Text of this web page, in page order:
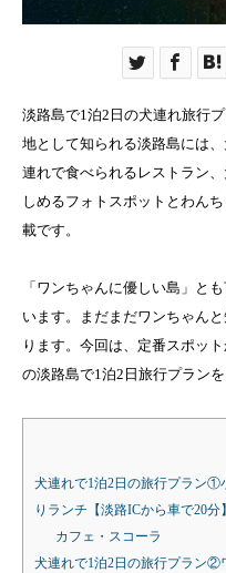
淡路島で1泊2日の犬連れ旅行
地として知られる淡路島には
連れで食べられるレストラン
しめるフォトスポットとわん
載です。
「ワンちゃんに優しい島」と
います。まだまだワンちゃん
ります。今回は、定番スポッ
の淡路島で1泊2日旅行プランを
犬連れで1泊2日の旅行プラン①
りランチ【淡路ICから車で20分】
カフェ・スコーラ
犬連れで1泊2日の旅行プラン②